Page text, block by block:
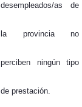
desempleados/as de
la provincia no
perciben ningún tipo
de prestación.